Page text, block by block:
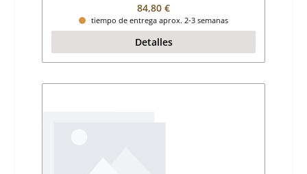
Precio normal:
84,80 €
tiempo de entrega aprox. 2-3 semanas
Detalles